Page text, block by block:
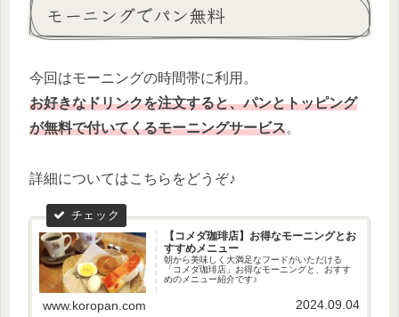
モーニングでパン無料
今回はモーニングの時間帯に利用。
お好きなドリンクを注文すると、パンとトッピング
が無料で付いてくるモーニングサービス。
詳細についてはこちらをどうぞ♪
【コメダ珈琲店】お得なモーニングとお
すすめメニュー
朝から美味しく大満足なフードがいただける
「コメダ珈琲店」お得なモーニングと、おすす
めのメニュー紹介です♪
www.koropan.com 2024.09.04